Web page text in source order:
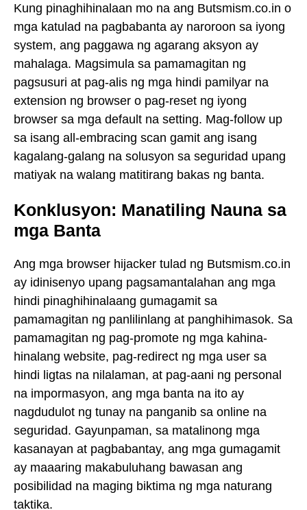
Kung pinaghihinalaan mo na ang Butsmism.co.in o
mga katulad na pagbabanta ay naroroon sa iyong
system, ang paggawa ng agarang aksyon ay
mahalaga. Magsimula sa pamamagitan ng
pagsusuri at pag-alis ng mga hindi pamilyar na
extension ng browser o pag-reset ng iyong
browser sa mga default na setting. Mag-follow up
sa isang all-embracing scan gamit ang isang
kagalang-galang na solusyon sa seguridad upang
matiyak na walang matitirang bakas ng banta.
Konklusyon: Manatiling Nauna sa
mga Banta
Ang mga browser hijacker tulad ng Butsmism.co.in
ay idinisenyo upang pagsamantalahan ang mga
hindi pinaghihinalaang gumagamit sa
pamamagitan ng panlilinlang at panghihimasok. Sa
pamamagitan ng pag-promote ng mga kahina-
hinalang website, pag-redirect ng mga user sa
hindi ligtas na nilalaman, at pag-aani ng personal
na impormasyon, ang mga banta na ito ay
nagdudulot ng tunay na panganib sa online na
seguridad. Gayunpaman, sa matalinong mga
kasanayan at pagbabantay, ang mga gumagamit
ay maaaring makabuluhang bawasan ang
posibilidad na maging biktima ng mga naturang
taktika.